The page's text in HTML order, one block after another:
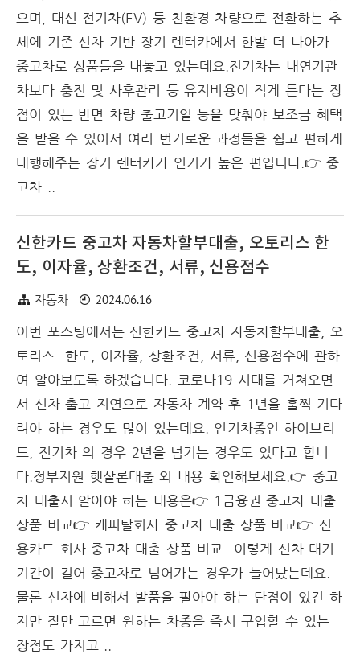
으며, 대신 전기차(EV) 등 친환경 차량으로 전환하는 추
세에 기존 신차 기반 장기 렌터카에서 한발 더 나아가
중고차로 상품들을 내놓고 있는데요.전기차는 내연기관
차보다 충전 및 사후관리 등 유지비용이 적게 든다는 장
점이 있는 반면 차량 출고기일 등을 맞춰야 보조금 혜택
을 받을 수 있어서 여러 번거로운 과정들을 쉽고 편하게
대행해주는 장기 렌터카가 인기가 높은 편입니다.👉 중
고차 ..
신한카드 중고차 자동차할부대출, 오토리스 한
도, 이자율, 상환조건, 서류, 신용점수
자동차
2024.06.16
이번 포스팅에서는 신한카드 중고차 자동차할부대출, 오
토리스 한도, 이자율, 상환조건, 서류, 신용점수에 관하
여 알아보도록 하겠습니다. 코로나19 시대를 거쳐오면
서 신차 출고 지연으로 자동차 계약 후 1년을 훌쩍 기다
려야 하는 경우도 많이 있는데요. 인기차종인 하이브리
드, 전기차 의 경우 2년을 넘기는 경우도 있다고 합니
다.정부지원 햇살론대출 외 내용 확인해보세요.👉 중고
차 대출시 알아야 하는 내용은👉 1금융권 중고차 대출
상품 비교👉 캐피탈회사 중고차 대출 상품 비교👉 신
용카드 회사 중고차 대출 상품 비교 이렇게 신차 대기
기간이 길어 중고차로 넘어가는 경우가 늘어났는데요.
물론 신차에 비해서 발품을 팔아야 하는 단점이 있긴 하
지만 잘만 고르면 원하는 차종을 즉시 구입할 수 있는
장점도 가지고 ..